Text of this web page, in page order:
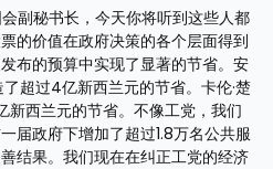
副秘书长，今天你将听到这些人都
的价值在政府决策的各个层面得到
布的预算中实现了显著的节省。安
超过4亿新西兰元的节省。卡伦·楚
新西兰元的节省。不像工党，我们
届政府下增加了超过1.8万名公共服
结果。我们现在在纠正工党的经济